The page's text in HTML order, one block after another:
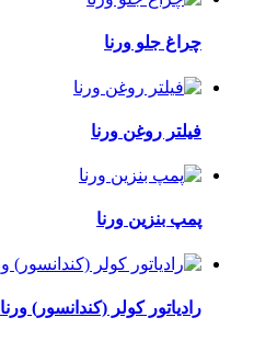
چراغ جلو ورنا
فیلتر روغن ورنا
پمپ بنزین ورنا
رادیاتور کولر (کندانسور) ورنا